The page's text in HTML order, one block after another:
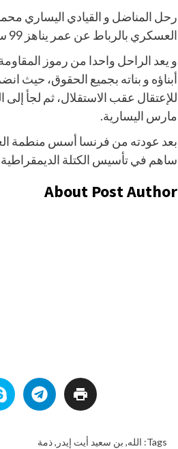
رحل المناضل و القيادي اليساري
العسكري بالرباط عن عمر يناهز 99 سنة.
و يعد الراحل واحدا من رموز
أبناؤه و بناته بجميع الحقوق، حيث
مارس اليسارية.
ساهم في تأسيس الكتلة
About Post Author
Tags: الله, بن سعيد أيت إيدر ,ذمة